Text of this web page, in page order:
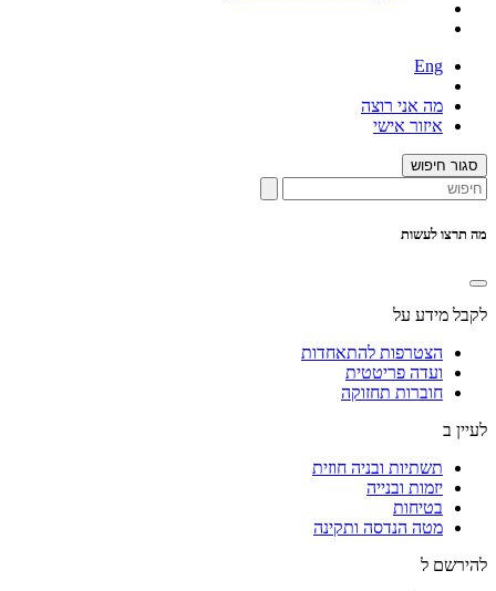
Eng
מה אני רוצה
איזור אישי
סגור חיפוש
מה תרצו לעשות
לקבל מידע על
הצטרפות להתאחדות
ועדה פריטטית
חוברות תחזוקה
לעיין ב
תשתיות ובניה חוזית
יזמות ובנייה
בטיחות
מטה הנדסה ותקינה
להירשם ל